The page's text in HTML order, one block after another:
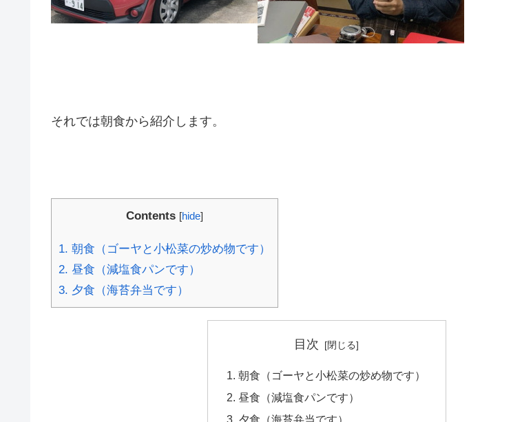
それでは朝食から紹介します。
Contents [hide]
1. 朝食（ゴーヤと小松菜の炒め物です）
2. 昼食（減塩食パンです）
3. 夕食（海苔弁当です）
目次
朝食（ゴーヤと小松菜の炒め物です）
昼食（減塩食パンです）
夕食（海苔弁当です）